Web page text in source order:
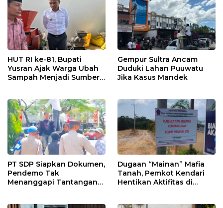
HUT RI ke-81, Bupati
Yusran Ajak Warga Ubah
Sampah Menjadi Sumber
Gempur Sultra Ancam
Duduki Lahan Puuwatu
Jika Kasus Mandek
PT SDP Siapkan Dokumen,
Pendemo Tak
Menanggapi Tantangan
Dugaan “Mainan” Mafia
Tanah, Pemkot Kendari
Hentikan Aktifitas di